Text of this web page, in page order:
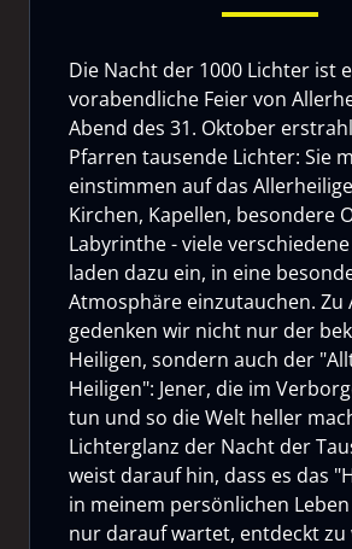
Die Nacht der 1000 Lichter ist
vorabendliche Feier von
Abend des 31. Oktober
Pfarren tausende Lichter: Sie
einstimmen auf das
Kirchen, Kapellen, besondere
Labyrinthe - viele
laden dazu ein, in eine
Atmosphäre einzutauchen. Zu
gedenken wir nicht nur der
Heiligen, sondern auch der
Heiligen": Jener, die im
tun und so die Welt heller
Lichterglanz der Nacht der
weist darauf hin, dass es das
in meinem persönlichen
nur darauf wartet, entdeckt zu